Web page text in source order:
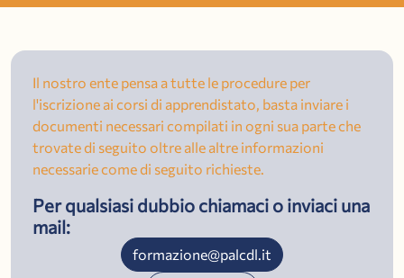
Il nostro ente pensa a tutte le procedure per
l'iscrizione ai corsi di apprendistato, basta inviare i
documenti necessari compilati in ogni sua parte che
trovate di seguito oltre alle altre informazioni
necessarie come di seguito richieste.
Per qualsiasi dubbio chiamaci o inviaci una
mail:
formazione@palcdl.it